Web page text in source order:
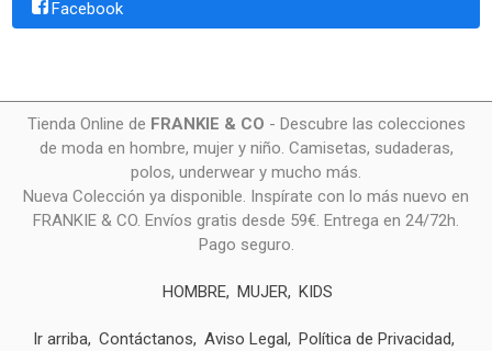
Facebook
Tienda Online de FRANKIE & CO - Descubre las colecciones
de moda en hombre, mujer y niño. Camisetas, sudaderas,
polos, underwear y mucho más.
Nueva Colección ya disponible. Inspírate con lo más nuevo en
FRANKIE & CO. Envíos gratis desde 59€. Entrega en 24/72h.
Pago seguro.
HOMBRE MUJER KIDS
Ir arriba Contáctanos Aviso Legal
Política de Privacidad